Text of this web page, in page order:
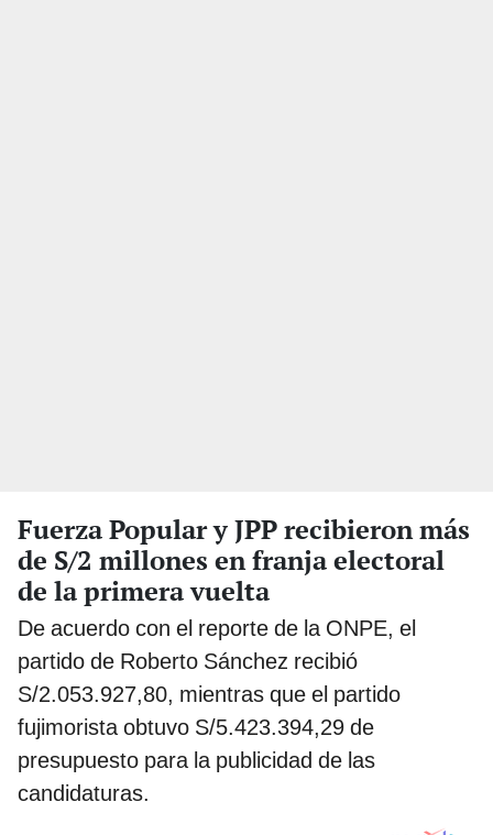
Fuerza Popular y JPP recibieron más
de S/2 millones en franja electoral
de la primera vuelta
De acuerdo con el reporte de la ONPE, el
partido de Roberto Sánchez recibió
S/2.053.927,80, mientras que el partido
fujimorista obtuvo S/5.423.394,29 de
presupuesto para la publicidad de las
candidaturas.